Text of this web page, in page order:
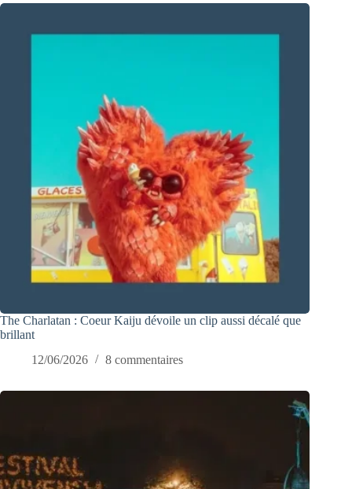
The Charlatan : Coeur Kaiju dévoile un clip aussi décalé que
brillant
12/06/2026
8 commentaires